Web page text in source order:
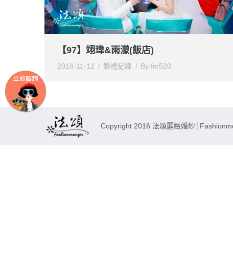
【97】翊瑋&雨濛(飯店)
2018-11-12 婚禮紀錄 By fm520
Copyright 2016 法頌麗緻婚紗